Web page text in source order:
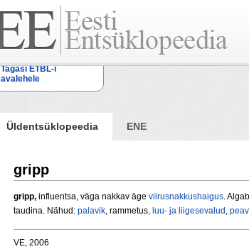
Tagasi ETBL-i
avalehele
Üldentsüklopeedia ENE
gripp
gripp, influentsa, väga nakkav äge viirusnakkushaigus.
taudina. Nähud: palavik, rammetus, luu- ja liigesevalud ,
VE, 2006